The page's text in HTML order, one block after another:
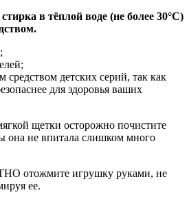
в тёплой воде (не более 30°С)
детских серий, так как
для здоровья ваших
щетки осторожно почистите
она не впитала слишком много
отожмите игрушку руками, не
ее.